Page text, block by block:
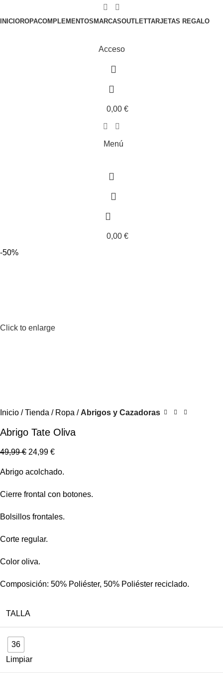
INICIOROPACOMPLEMENTOS MARCASOUTLETTARJETAS REGALO
Acceso
0,00 €
Menú
0,00 €
-50%
Click to enlarge
Inicio Tienda Ropa Abrigos y Cazadoras
Abrigo Tate Oliva
49,99€ 24,99 €
Abrigo acolchado.
Cierre frontal con botones.
Bolsillos frontales.
Corte regular.
Color oliva.
Composición: 50% Poliéster, 50% Poliéster reciclado.
TALLA
36
Limpiar
Gastos de envío gratis en pedidos superiores a 100€.